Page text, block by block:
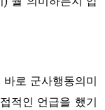
로 군사행동의미
적인 언급을 했기